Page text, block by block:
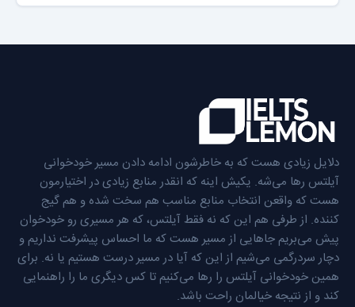
دلایل زیادی هست که به خاطرشون ادامه دادن مسیر خودخوانی
آیلتس رها می‌شه. یکیش اینه که انقدر منابع زیادی در اختیارمون
هست که واقعن انتخاب منابع مناسب هم سخت شده و هم گیج
کننده. از طرفی هم این که نه فقط آیلتس، که هر مسیری رو خودخوان
پیش می‌بریم جاهایی از مسیر هست که ما احساس پیشرفت نداریم و
دچار سردرگمی می‌شیم از این که آیا در مسیر درست هستیم یا نه. برای
همین خودخوانی آیلتس را رها می‌کنیم تا کس دیگری ما را راهنمایی
کند و از نتیجه خیالمان راحت باشد.